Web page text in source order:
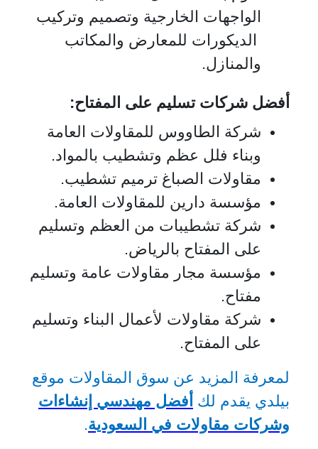
الواجهات الخارجية وتصميم وتركيب
الديكورات للمعارض والمكاتب
والمنازل.
أفضل شركات تسليم على المفتاح:
شركة الطاووس للمقاولات العامة
وبناء فلل عظم وتشطيب بالمواد.
مقاولات الصباغ ترميم تشطيب.
مؤسسة دارين للمقاولات العامة.
شركة تشطيبات من العظم وتسليم
على المفتاح بالرياض.
مؤسسة مجار مقاولات عامة وتسليم
مفتاح.
شركة مقاولات لأعمال البناء وتسليم
على المفتاح.
لمعرفة المزيد عن سوق المقاولات موقع
بيلدي يقدم لك أفضل مهندسي إنشاءات
وشركات مقاولات في السعودية.